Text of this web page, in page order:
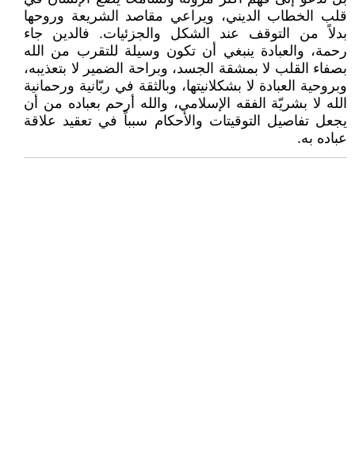
قلب الخطاب الديني، ويراعي مقاصد الشريعة وروحها
بدلاً من التوقف عند الشكل والجزئيات. فالدين جاء
رحمة، والعبادة ينبغي أن تكون وسيلة للتقرب من الله
بصفاء القلب لا بمشقة الجسد، وبراحة الضمير لا بتعذيبه،
وبروحية العبادة لا بشكلانيتها، وبالثقة في ربّانية ورحمانية
الله لا بشريّة الفقه الإسلامي، والله أرحم بعباده من أن
يجعل تفاصيل التوقيتات والأحكام سبباً في تعقيد علاقة
عباده به.